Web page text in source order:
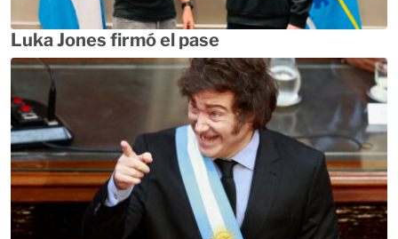
Luka Jones firmó el pase